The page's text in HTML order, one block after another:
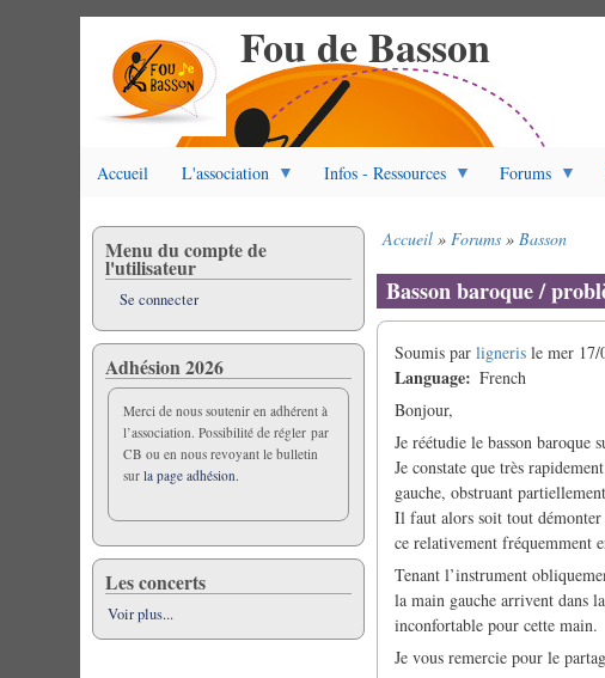
Fou de Basson
Accueil L'association Infos - Ressources Forums
d'Ariane
Accueil Forums Basson
Basson baroque /
Soumis parligneris lemer 17/
Language
French
Bonjour,
Je réétudie le basson baroque
Je constate que très
gauche, obstruant
Il faut alors soit tout démonter
ce relativement fréquemment
Tenant l’instrument
la main gauche arrivent dans
inconfortable pour cette main.
Je vous remercie pour le
Menu du compte de
l'utilisateur
Se connecter
Adhésion 2026
Merci de nous soutenir en adhérent à
l’association. Possibilité de régler par
CB ou en nous revoyant le bulletin
surla page adhésion.
Les concerts
Voir plus...